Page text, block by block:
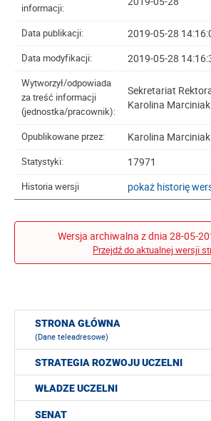
informacji:
Data publikacji: 2019-05-28
Data modyfikacji: 2019-05-28
Wytworzył/odpowiada
za treść informacji
(jednostka/pracownik):
Sekretariat
Karolina Marciniak
Opublikowane przez: Karolina Marciniak
Statystyki: 17971
Historia wersji pokaż historię
Wersja archiwalna z dnia 28-05-
Przejdź do aktualnej wersji
STRONA GŁÓWNA
(Dane teleadresowe)
STRATEGIA ROZWOJU UCZELNI
WŁADZE UCZELNI
SENAT